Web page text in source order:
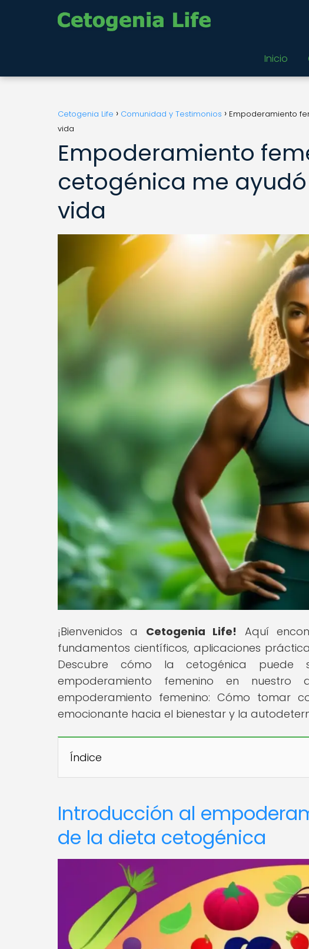
Inicio
Cetogenia Life Comunidad y Testimonios
Empoderamiento
vida
Empoderamiento
cetogénica me
vida
¡Bienvenidos a Cetogenia Life! Aquí
fundamentos científicos, aplicaciones
Descubre cómo la cetogénica
empoderamiento femenino en
empoderamiento femenino: Cómo tomar
emocionante hacia el bienestar y la
Índice
Introducción al
de la dieta cetogénica